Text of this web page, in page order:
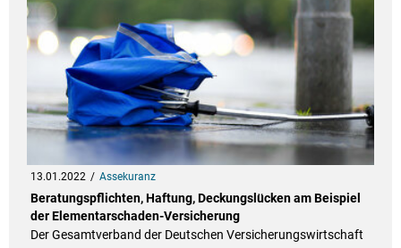
13.01.2022 Assekuranz
Beratungspflichten, Haftung, Deckungslücken am Beispiel
der Elementarschaden-Versicherung
Der Gesamtverband der Deutschen Versicherungswirtschaft